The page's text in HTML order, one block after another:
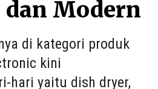
dan Modern
di kategori produk
kini
hari yaitu dish dryer,